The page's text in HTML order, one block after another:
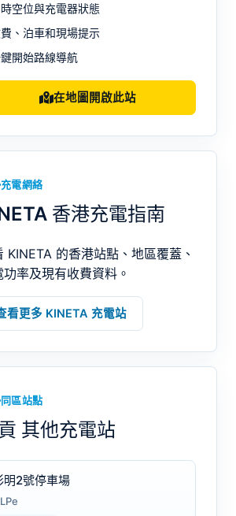
空位與充電器狀態
、泊車和現場提示
開始路線導航
在地圖開啟此站
充電網絡
香港充電指南
KINETA 的香港站點、地區覆蓋、
功率及現有收費資料。
看更多 KINETA 充電站
同區站點
其他充電站
明2號停車場